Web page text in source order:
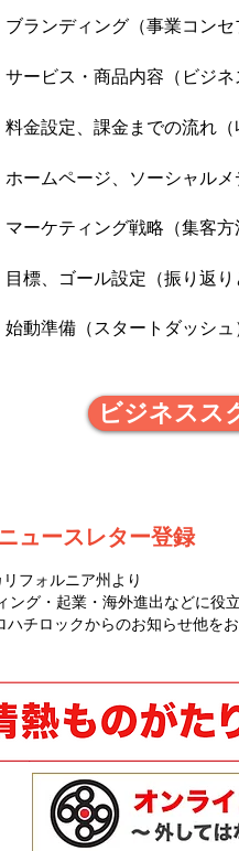
ランディング（事業コンセ
ービス・商品内容（ビジネ
金設定、課金までの流れ（
ームページ、ソーシャルメ
ーケティング戦略（集客方
標、ゴール設定（振り返り
動準備（スタートダッシュ
ビジネスス
ュースレター登録
フォルニア州より
グ・起業・海外進出などに役
チロックからのお知らせ他をお